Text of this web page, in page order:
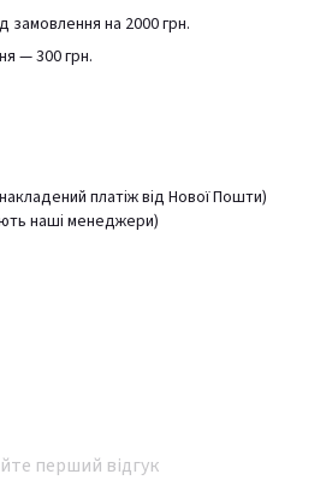
замовлення на 2000 грн.
— 300 грн.
платіж від Нової Пошти)
наші менеджери)
перший відгук